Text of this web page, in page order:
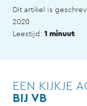
Dit artikel is
2020
Leestijd: 1 minuut
EEN KIJKJE
BIJ VB